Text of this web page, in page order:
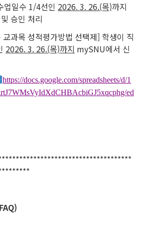
업일수 1/4선인 2026. 3. 26.(목)까지
승인 처리
과목 성적평가방법 선택제] 학생이 직
2026. 3. 26.(목)까지 mySNU에서 신
https://docs.google.com/spreadsheets/d/1
ed